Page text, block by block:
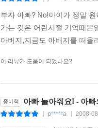
부자 아빠? No!아이가 정말
가는 것은 어린시절 기억때문
아버지,지금도 아버지를 떠올
이 리뷰가 도움이 되었나요?
종이책 아빠 놀아줘요! - 아
p*****a 2008-